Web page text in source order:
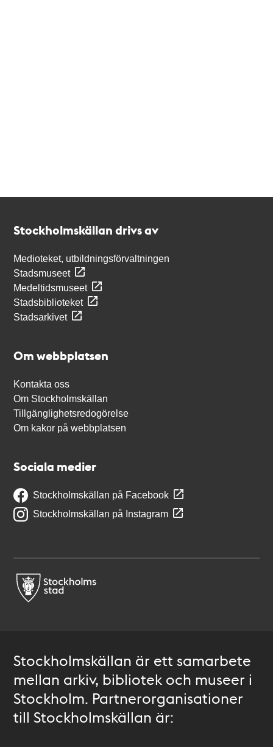
Stockholmskällan drivs av
Medioteket, utbildningsförvaltningen
Stadsmuseet
Medeltidsmuseet
Stadsbiblioteket
Stadsarkivet
Om webbplatsen
Kontakta oss
Om Stockholmskällan
Tillgänglighetsredogörelse
Om kakor på webbplatsen
Sociala medier
Stockholmskällan på Facebook
Stockholmskällan på Instagram
Stockholmskällan är ett samarbete
mellan arkiv, bibliotek och museer i
Stockholm. Partnerorganisationer
till Stockholmskällan är: